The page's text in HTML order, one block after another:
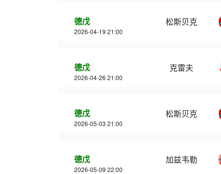
德戊
2026-04-19 21:00
松斯贝克
德戊
2026-04-26 21:00
克雷夫
德戊
2026-05-03 21:00
松斯贝克
德戊
2026-05-09 22:00
加兹韦勒